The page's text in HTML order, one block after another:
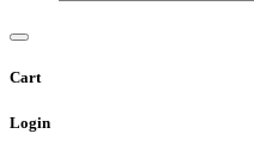
Cart
Login